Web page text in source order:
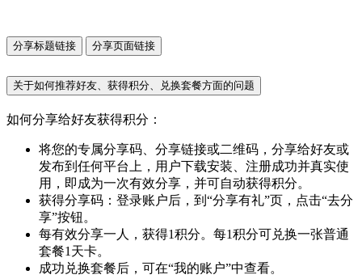
分享标题链接 分享页面链接
关于如何推荐好友、获得积分、兑换套餐方面的问题
如何分享给好友获得积分：
将您的专属分享码、分享链接或二维码，分享给好友或
发布到任何平台上，用户下载安装、注册成功并真实使
用，即成为一次有效分享，并可自动获得积分。
获得分享码：登录账户后，到“分享有礼”页，点击“去分
享”按钮。
每有效分享一人，获得1积分。每1积分可兑换一张普通
套餐1天卡。
成功兑换套餐后，可在“我的账户”中查看。